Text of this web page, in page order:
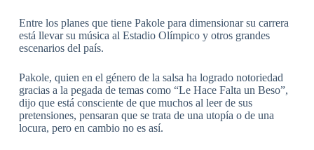
Entre los planes que tiene Pakole para dimensionar su carrera
está llevar su música al Estadio Olímpico y otros grandes
escenarios del país.
Pakole, quien en el género de la salsa ha logrado notoriedad
gracias a la pegada de temas como “Le Hace Falta un Beso”,
dijo que está consciente de que muchos al leer de sus
pretensiones, pensaran que se trata de una utopía o de una
locura, pero en cambio no es así.